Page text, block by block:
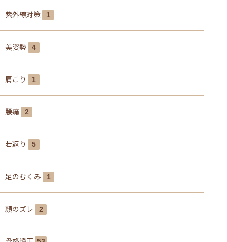
紫外線対策 1
美姿勢 4
肩こり 1
腰痛 2
若返り 5
足のむくみ 1
顔のズレ 2